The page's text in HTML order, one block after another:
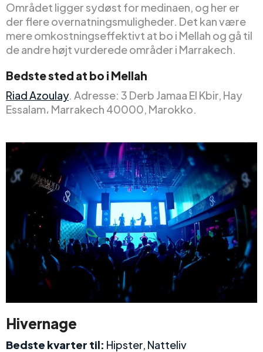
Området ligger sydøst for medinaen, og her er
der flere overnatningsmuligheder. Det kan være
mere omkostningseffektivt at bo i Mellah og gå til
de andre højt vurderede områder i Marrakech.
Bedste sted at bo i Mellah
Riad Azoulay. Adresse: 3 Derb Jamaa El Kbir, Hay
Essalam، Marrakech 40000, Marokko.
Hivernage
Bedste kvarter til: Hipster, Natteliv